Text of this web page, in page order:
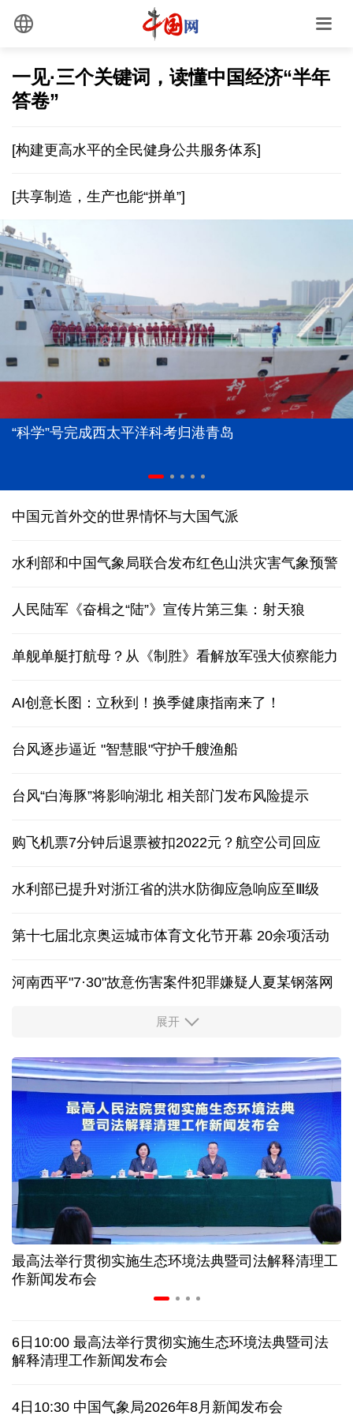
一见·三个关键词，读懂中国经济“半年
答卷”
[构建更高水平的全民健身公共服务体系]
[共享制造，生产也能“拼单”]
“科学”号完成西太平洋科考归港青岛
中国元首外交的世界情怀与大国气派
水利部和中国气象局联合发布红色山洪灾害气象预警
人民陆军《奋楫之“陆”》宣传片第三集：射天狼
单舰单艇打航母？从《制胜》看解放军强大侦察能力
AI创意长图：立秋到！换季健康指南来了！
台风逐步逼近 "智慧眼"守护千艘渔船
台风“白海豚”将影响湖北 相关部门发布风险提示
购飞机票7分钟后退票被扣2022元？航空公司回应
水利部已提升对浙江省的洪水防御应急响应至Ⅲ级
第十七届北京奥运城市体育文化节开幕 20余项活动
河南西平"7·30"故意伤害案件犯罪嫌疑人夏某钢落网
服务实体经济 财政金融打出“组合拳”
美媒:多场景低成本应用 中国让AI变得更具实用价值
上半年机械工业规上企业实现营业收入同比增长
6.5%
“零关税”实施100天 见证中非合作新气象
高温下用电负荷创新高 解码今夏的清凉底气
活力中国调研行丨弯道超车 如何“皖”美提速
伊朗：与阿曼“接近”达成协议但并不意味重开海峡
展开
最高法举行贯彻实施生态环境法典暨司法解释清理工
作新闻发布会
6日10:00 最高法举行贯彻实施生态环境法典暨司法
解释清理工作新闻发布会
4日10:30 中国气象局2026年8月新闻发布会